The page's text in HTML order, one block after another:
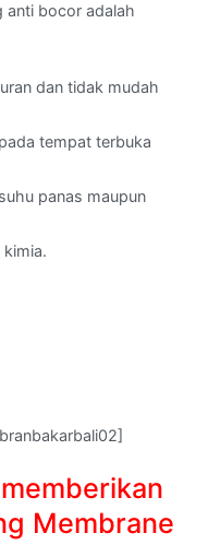
anti bocor adalah
dan tidak mudah
tempat terbuka
panas maupun
Membrane